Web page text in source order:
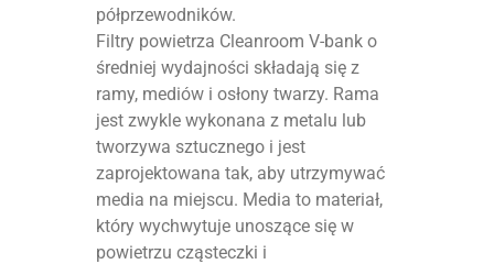
półprzewodników.
Filtry powietrza Cleanroom V-bank o
średniej wydajności składają się z
ramy, mediów i osłony twarzy. Rama
jest zwykle wykonana z metalu lub
tworzywa sztucznego i jest
zaprojektowana tak, aby utrzymywać
media na miejscu. Media to materiał,
który wychwytuje unoszące się w
powietrzu cząsteczki i